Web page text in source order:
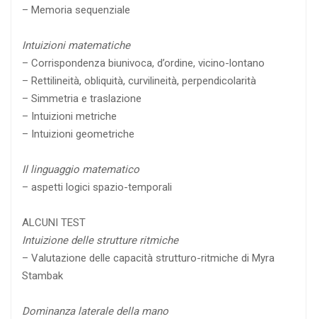
– Memoria sequenziale
Intuizioni matematiche
– Corrispondenza biunivoca, d’ordine, vicino-lontano
– Rettilineità, obliquità, curvilineità, perpendicolarità
– Simmetria e traslazione
– Intuizioni metriche
– Intuizioni geometriche
Il linguaggio matematico
– aspetti logici spazio-temporali
ALCUNI TEST
Intuizione delle strutture ritmiche
– Valutazione delle capacità strutturo-ritmiche di Myra
Stambak
Dominanza laterale della mano